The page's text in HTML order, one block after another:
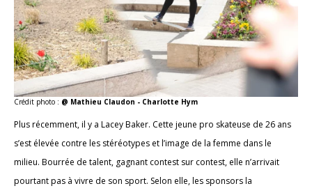
Crédit photo : @ Mathieu Claudon - Charlotte Hym
Plus récemment, il y a Lacey Baker. Cette jeune pro skateuse de 26 ans
s’est élevée contre les stéréotypes et l’image de la femme dans le
milieu. Bourrée de talent, gagnant contest sur contest, elle n’arrivait
pourtant pas à vivre de son sport. Selon elle, les sponsors la